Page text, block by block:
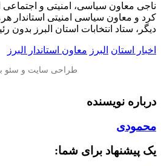
ناجی معاون سیاسی، امنیتی و اجتماعی
کرد و معاون سیاسی امنیتی استاندار
دیگر، ستاد انتخابات استان البرز بدون
اخبار استان البرز معاون استاندار البرز
درباره نویسنده
محمودی
یک پیشنهاد برای شما: